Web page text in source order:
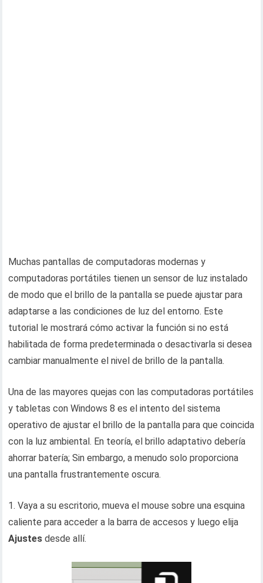
Muchas pantallas de computadoras modernas y
computadoras portátiles tienen un sensor de luz instalado
de modo que el brillo de la pantalla se puede ajustar para
adaptarse a las condiciones de luz del entorno. Este
tutorial le mostrará cómo activar la función si no está
habilitada de forma predeterminada o desactivarla si desea
cambiar manualmente el nivel de brillo de la pantalla.
Una de las mayores quejas con las computadoras portátiles
y tabletas con Windows 8 es el intento del sistema
operativo de ajustar el brillo de la pantalla para que coincida
con la luz ambiental. En teoría, el brillo adaptativo debería
ahorrar batería; Sin embargo, a menudo solo proporciona
una pantalla frustrantemente oscura.
1. Vaya a su escritorio, mueva el mouse sobre una esquina
caliente para acceder a la barra de accesos y luego elija
Ajustes desde allí.